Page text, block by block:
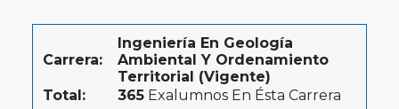
Carrera:
Ingeniería En Geología
Ambiental Y Ordenamiento
Territorial (Vigente)
Total:
365 Exalumnos En Ésta Carrera